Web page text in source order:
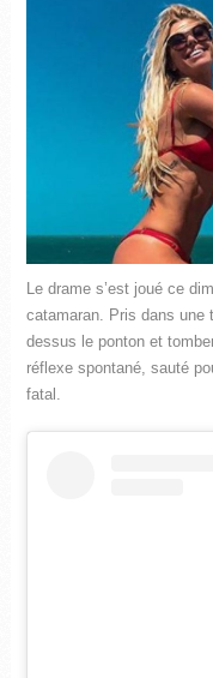
Le drame s’est joué ce
catamaran. Pris dans une
dessus le ponton et
réflexe spontané, sauté
fatal.